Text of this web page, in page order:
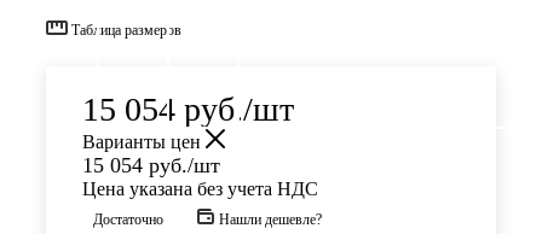
Таблица размеров
15 054 руб./шт
Варианты цен
15 054 руб./шт
Цена указана без учета НДС
Достаточно Нашли дешевле?